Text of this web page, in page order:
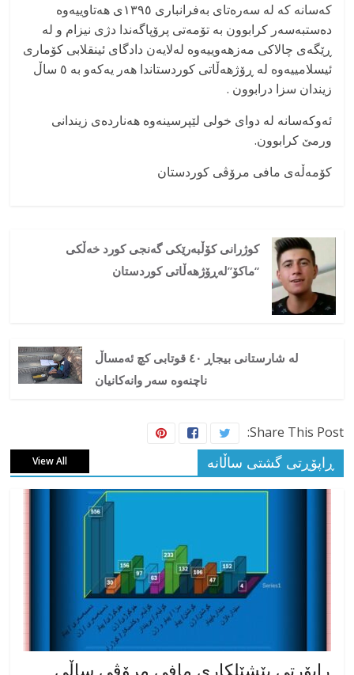
کەسانە کە لە سەرەتای بەفرانباری ۱۳۹٥ی هەتاوییەوە
دەستبەسەر کرابوون بە تۆمەتی پرۆپاگەندا دژی نیزام و لە
ڕێگەی چالاکی مەزهەوییەوە لەلایەن دادگای ئینقلابی کۆماری
ئیسلامییەوە لە ڕۆژهەڵاتی کوردستاندا هەر یەکەو بە ٥ ساڵ
زیندان سزا درابوون .
ئەوکەسانە لە دوای خولی لێپرسینەوە هەناردەی زیندانی
ورمێ کرابوون.
کۆمەڵەی مافی مرۆڤی کوردستان
کوژرانی کۆڵبەرێکی گەنجی کورد خەڵکی
“ماکۆ”لەڕۆژهەڵاتی کوردستان
لە شارستانی بیجاڕ ٤۰ قوتابی کچ ئەمساڵ
ناچنەوە سەر وانەکانیان
Share This Post:
ڕاپۆڕتی گشتی ساڵانه View All
ڕاپۆرتی پێشێلکاری مافی مرۆڤی ساڵی